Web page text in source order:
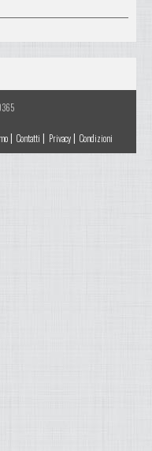
| Contatti | Privacy | Condizioni